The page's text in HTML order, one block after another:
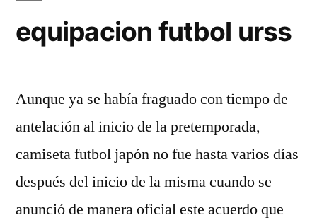
equipacion futbol urss
Aunque ya se había fraguado con tiempo de
antelación al inicio de la pretemporada,
camiseta futbol japón no fue hasta varios días
después del inicio de la misma cuando se
anunció de manera oficial este acuerdo que